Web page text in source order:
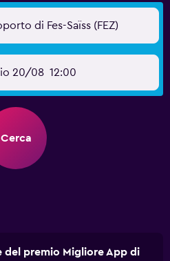
di Fes-Saïss (FEZ)
20/08 12:00
Cerca
del premio Migliore App di